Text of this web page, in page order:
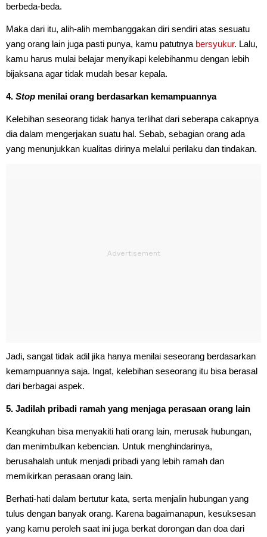
berbeda-beda.
Maka dari itu, alih-alih membanggakan diri sendiri atas sesuatu
yang orang lain juga pasti punya, kamu patutnya bersyukur. Lalu,
kamu harus mulai belajar menyikapi kelebihanmu dengan lebih
bijaksana agar tidak mudah besar kepala.
4. Stop menilai orang berdasarkan kemampuannya
Kelebihan seseorang tidak hanya terlihat dari seberapa cakapnya
dia dalam mengerjakan suatu hal. Sebab, sebagian orang ada
yang menunjukkan kualitas dirinya melalui perilaku dan tindakan.
Jadi, sangat tidak adil jika hanya menilai seseorang berdasarkan
kemampuannya saja. Ingat, kelebihan seseorang itu bisa berasal
dari berbagai aspek.
5. Jadilah pribadi ramah yang menjaga perasaan orang lain
Keangkuhan bisa menyakiti hati orang lain, merusak hubungan,
dan menimbulkan kebencian. Untuk menghindarinya,
berusahalah untuk menjadi pribadi yang lebih ramah dan
memikirkan perasaan orang lain.
Berhati-hati dalam bertutur kata, serta menjalin hubungan yang
tulus dengan banyak orang. Karena bagaimanapun, kesuksesan
yang kamu peroleh saat ini juga berkat dorongan dan doa dari